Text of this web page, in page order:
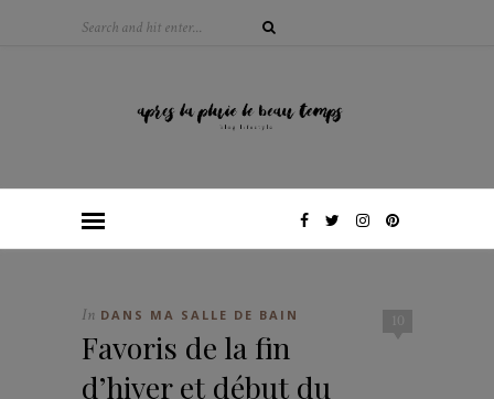
10
In DANS MA SALLE DE BAIN
Favoris de la fin
d’hiver et début du